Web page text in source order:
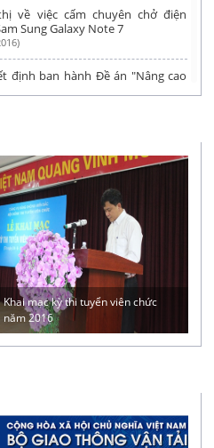
về việc cấm chuyên chở điện
Sung Galaxy Note 7
định ban hành Đề án "Nâng cao
định về việc công bố Danh mục
quy phạm pháp luật về giao
vận tải hết hiệu lực thi hành 6
năm 2016
Khai mạc kỳ thi tuyển viên chức
năm 2016